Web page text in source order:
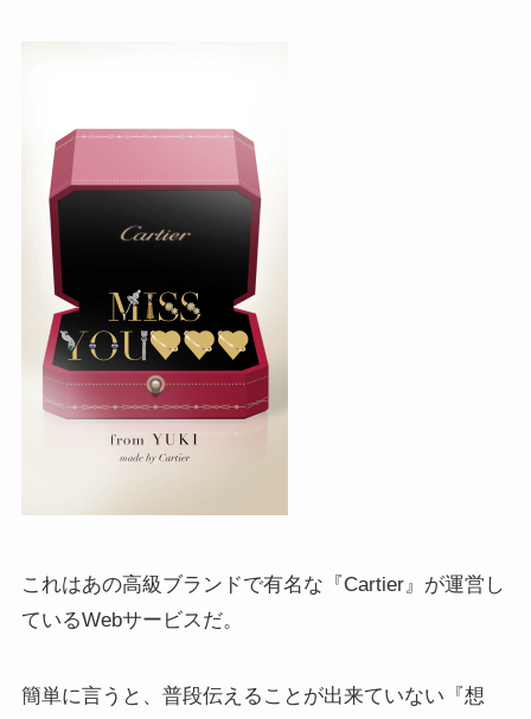
これはあの高級ブランドで有名な『Cartier』が運営し
ているWebサービスだ。
簡単に言うと、普段伝えることが出来ていない『想